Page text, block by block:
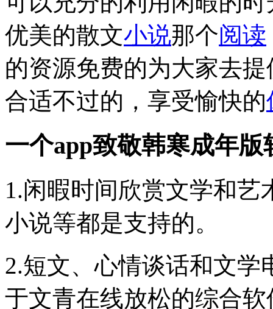
优美的散文小说那个阅读
的资源免费的为大家去
合适不过的，享受愉快的
一个app致敬韩寒成年版
1.闲暇时间欣赏文学和艺
小说等都是支持的。
2.短文、心情谈话和文
于文青在线放松的综合软